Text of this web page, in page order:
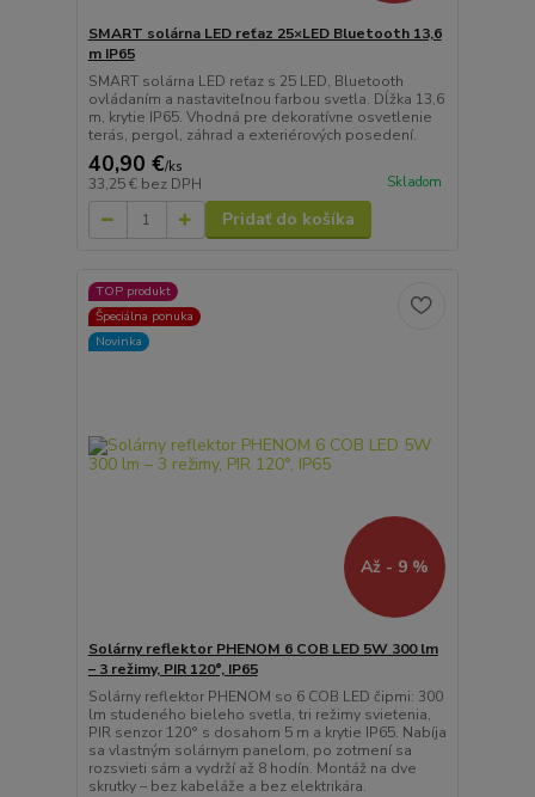
SMART solárna LED reťaz 25×LED Bluetooth 13,6
m IP65
SMART solárna LED reťaz s 25 LED, Bluetooth
ovládaním a nastaviteľnou farbou svetla. Dĺžka 13,6
m, krytie IP65. Vhodná pre dekoratívne osvetlenie
terás, pergol, záhrad a exteriérových posedení.
40,90 €/ks
33,25 € bez DPH Skladom
Pridať do košíka
TOP produkt
Špeciálna ponuka
Novinka
Až - 9 %
Solárny reflektor PHENOM 6 COB LED 5W 300 lm
– 3 režimy, PIR 120°, IP65
Solárny reflektor PHENOM so 6 COB LED čipmi: 300
lm studeného bieleho svetla, tri režimy svietenia,
PIR senzor 120° s dosahom 5 m a krytie IP65. Nabíja
sa vlastným solárnym panelom, po zotmení sa
rozsvieti sám a vydrží až 8 hodín. Montáž na dve
skrutky – bez kabeláže a bez elektrikára.